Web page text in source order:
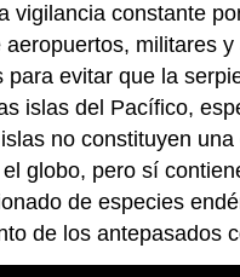
vigilancia constante
aeropuertos, militares y
para evitar que la
islas del Pacífico,
no constituyen
globo, pero sí
de especies
de los antepasados